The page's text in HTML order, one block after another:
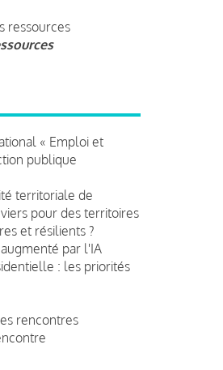
ressources
« Emploi et
publique
territoriale de
pour des territoires
et résilients ?
par l'IA
: les priorités
rencontres